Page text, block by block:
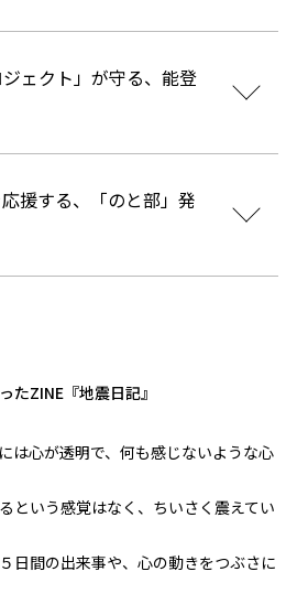
ジェクト」が守る、能登
援する、「のと部」発
たZINE『地震日記』
は心が透明で、何も感じないような心
という感覚はなく、ちいさく震えてい
日間の出来事や、心の動きをつぶさに